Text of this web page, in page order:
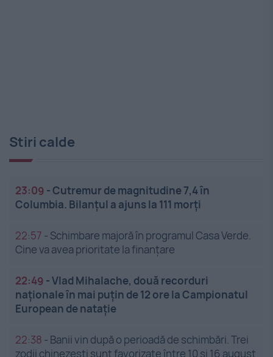
Stiri calde
23:09 -Cutremur de magnitudine 7,4 în
Columbia. Bilanțul a ajuns la 111 morți
22:57 - Schimbare majoră în programul Casa Verde.
Cine va avea prioritate la finanțare
22:49 -Vlad Mihalache, două recorduri
naționale în mai puțin de 12 ore la Campionatul
European de nataţie
22:38 - Banii vin după o perioadă de schimbări. Trei
zodii chinezești sunt favorizate între 10 și 16 august